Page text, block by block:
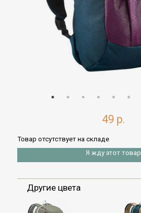
49 р.
Товар отсутствует на складе
Я жду этот товар
Другие цвета